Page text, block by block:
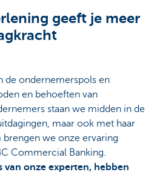
geeft je meer
de ondernemerspols en
en behoeften van
staan we midden in de
maar ook met haar
we onze ervaring
Commercial Banking.
van onze experten, hebben